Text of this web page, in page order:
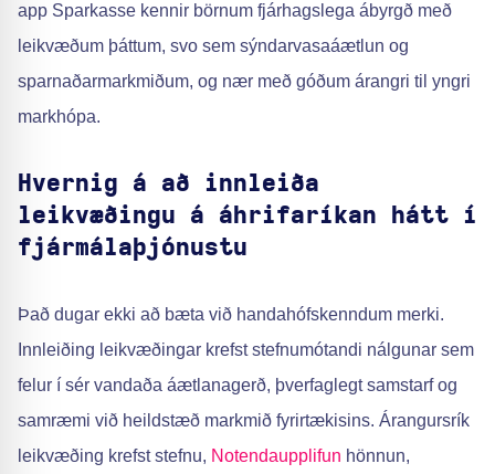
app Sparkasse kennir börnum fjárhagslega ábyrgð með
leikvæðum þáttum, svo sem sýndarvasaáætlun og
sparnaðarmarkmiðum, og nær með góðum árangri til yngri
markhópa.
Hvernig á að innleiða
leikvæðingu á áhrifaríkan hátt í
fjármálaþjónustu
Það dugar ekki að bæta við handahófskenndum merki.
Innleiðing leikvæðingar krefst stefnumótandi nálgunar sem
felur í sér vandaða áætlanagerð, þverfaglegt samstarf og
samræmi við heildstæð markmið fyrirtækisins. Árangursrík
leikvæðing krefst stefnu, Notendaupplifun hönnun,